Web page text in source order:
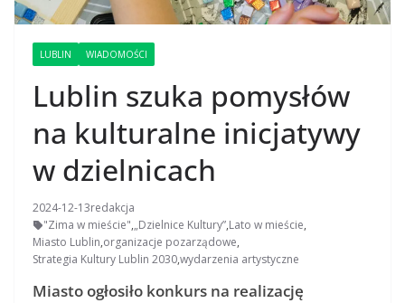
LUBLIN WIADOMOŚCI
Lublin szuka pomysłów
na kulturalne inicjatywy
w dzielnicach
2024-12-13redakcja
"Zima w mieście",„Dzielnice Kultury”,Lato w mieście,
Miasto Lublin,organizacje pozarządowe,
Strategia Kultury Lublin 2030,wydarzenia artystyczne
Miasto ogłosiło konkurs na realizację